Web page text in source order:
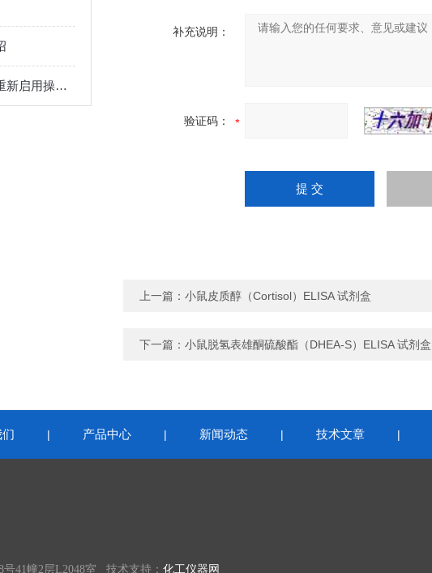
三洋高压灭菌锅的停用后重新启用操作流程
补充说明：
验证码：
上一篇： 小鼠皮质醇（Cortisol）ELISA 试剂盒
下一篇： 小鼠脱氢表雄酮硫酸酯（DHEA-S）ELISA 试剂盒
| 产品中心 | 新闻动态 | 技术文章 |
41幢2层L2048室 技术支持： 化工仪器网